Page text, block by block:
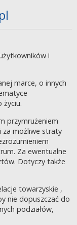
i
marce, o innych
przymrużeniem
za możliwe straty
Za ewentualne
Dotyczy także
towarzyskie ,
nie dopuszczać do
podziałów,